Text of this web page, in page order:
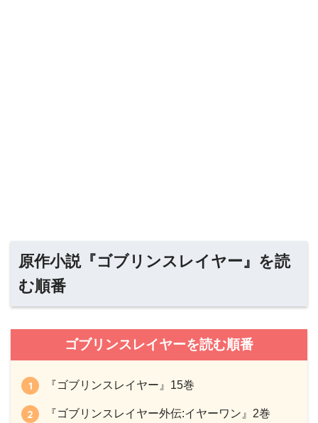
原作小説『ゴブリンスレイヤー』を読
む順番
ゴブリンスレイヤーを読む順番
『ゴブリンスレイヤー』15巻
『ゴブリンスレイヤー外伝:イヤーワン』2巻